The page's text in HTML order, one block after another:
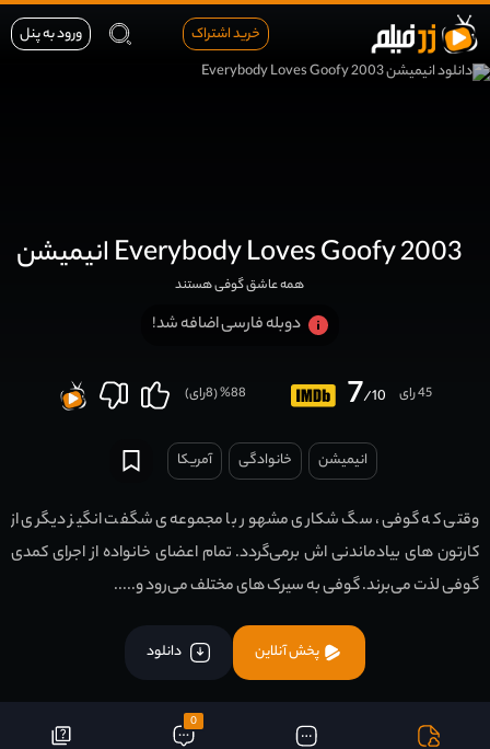
خرید اشتراک ورود به پنل
انیمیشن Everybody Loves Goofy 2003
همه عاشق گوفی هستند
دوبله فارسی اضافه شد!
7/10 45 رای 88
% (
8رای)
انیمیشن خانوادگی آمریکا
وقتی که گوفی، سگ شکاری مشهور با مجموعه‌ی شگفت انگیز دیگری از
کارتون های بیادماندنی اش برمی‌گردد. تمام اعضای خانواده از اجرای کمدی
گوفی لذت می‌برند. گوفی به سیرک های مختلف می‌رود و.....
پخش آنلاین دانلود
0